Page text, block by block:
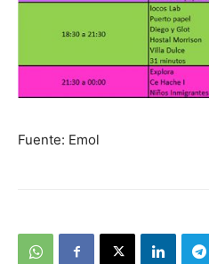
Fuente: Emol